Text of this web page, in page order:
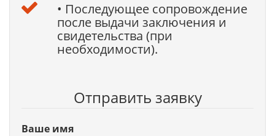
• Последующее сопровождение
после выдачи заключения и
свидетельства (при
необходимости).
Отправить заявку
Ваше имя